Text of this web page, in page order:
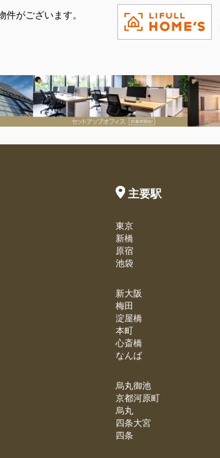
がございます。
主要駅
東京
新橋
原宿
池袋
新大阪
梅田
淀屋橋
本町
心斎橋
なんば
烏丸御池
京都河原町
烏丸
四条大宮
四条